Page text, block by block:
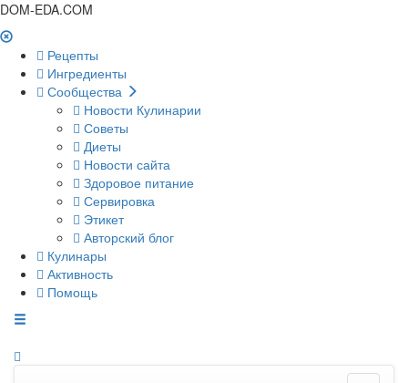
DOM-EDA.COM
Рецепты
Ингредиенты
Сообщества
Новости Кулинарии
Советы
Диеты
Новости сайта
Здоровое питание
Сервировка
Этикет
Авторский блог
Кулинары
Активность
Помощь